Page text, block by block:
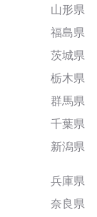
山形県
福島県
茨城県
栃木県
群馬県
千葉県
新潟県
兵庫県
奈良県